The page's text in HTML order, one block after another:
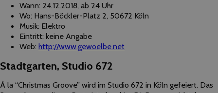
Wann: 24.12.2018, ab 24 Uhr
Wo: Hans-Böckler-Platz 2, 50672 Köln
Musik: Elektro
Eintritt: keine Angabe
Web: http://www.gewoelbe.net
Stadtgarten, Studio 672
À la “Christmas Groove” wird im Studio 672 in Köln gefeiert. Das